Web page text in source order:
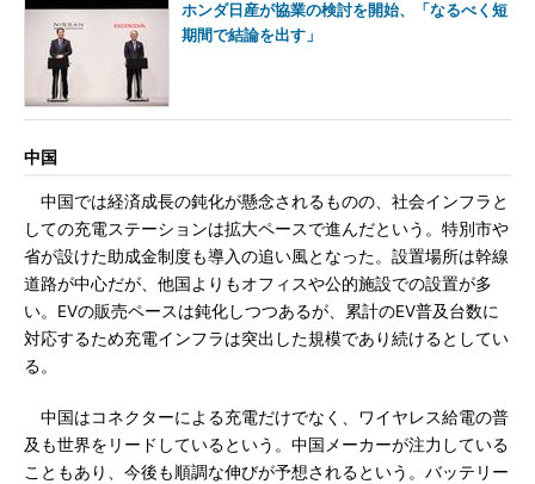
ホンダ日産が協業の検討を開始、「なるべく短
期間で結論を出す」
中国
中国では経済成長の鈍化が懸念されるものの、社会インフラと
しての充電ステーションは拡大ペースで進んだという。特別市や
省が設けた助成金制度も導入の追い風となった。設置場所は幹線
道路が中心だが、他国よりもオフィスや公的施設での設置が多
い。EVの販売ペースは鈍化しつつあるが、累計のEV普及台数に
対応するため充電インフラは突出した規模であり続けるとしてい
る。
中国はコネクターによる充電だけでなく、ワイヤレス給電の普
及も世界をリードしているという。中国メーカーが注力している
こともあり、今後も順調な伸びが予想されるという。バッテリー